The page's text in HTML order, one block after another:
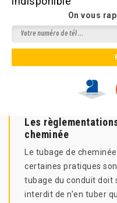
On vous
Les
cheminée
Le tubage de
certaines pratiques
tubage du conduit doit
interdit de n'en tuber